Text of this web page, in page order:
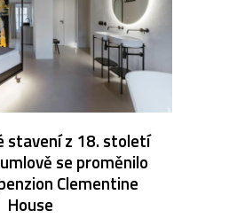
stavení z 18. století
se proměnilo
Clementine
House